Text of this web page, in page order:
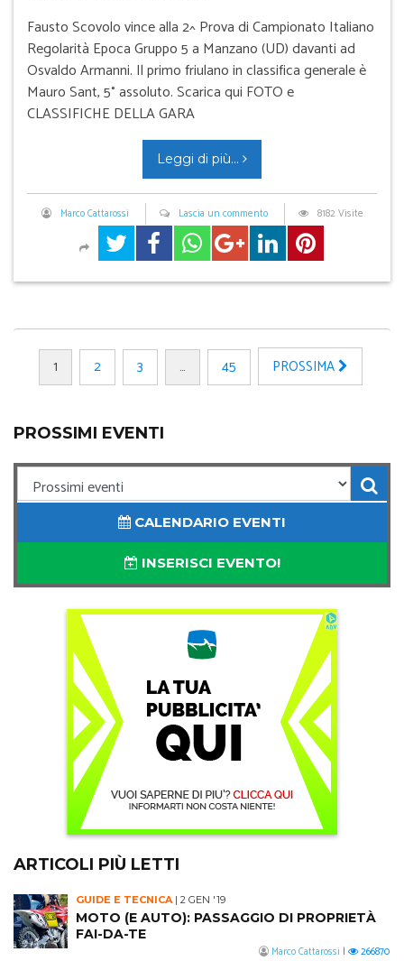
Fausto Scovolo vince alla 2^ Prova di Campionato Italiano
Regolarità Epoca Gruppo 5 a Manzano (UD) davanti ad
Osvaldo Armanni. Il primo friulano in classifica generale è
Mauro Sant, 5° assoluto. Scarica qui FOTO e
CLASSIFICHE DELLA GARA
Leggi di più...
Marco Cattarossi Lascia un commento 8182 Visite
1 2 3 … 45 PROSSIMA
PROSSIMI EVENTI
CALENDARIO EVENTI
INSERISCI EVENTO!
ARTICOLI PIÙ LETTI
GUIDE E TECNICA| 2 GEN '19
MOTO (E AUTO): PASSAGGIO DI PROPRIETÀ
FAI-DA-TE
Marco Cattarossi | 266870